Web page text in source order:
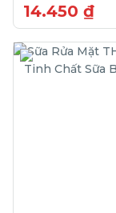
14.450 ₫